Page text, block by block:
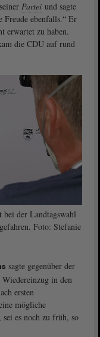
Partei und sagte
ebenfalls.“ Er
erwartet zu haben.
die CDU auf rund
bei der Landtagswahl
Foto: Stefanie
sagte gegenüber der
in den
ersten
mögliche
es noch zu früh, so